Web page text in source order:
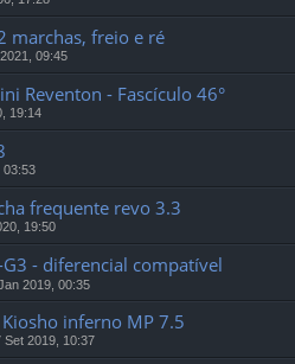
marchas, freio e ré
09:45
Reventon - Fascículo 46°
19:14
03:53
frequente revo 3.3
19:50
- diferencial compatível
2019, 00:35
inferno MP 7.5
Set 2019, 10:37